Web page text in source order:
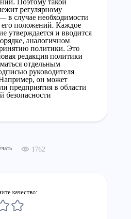
Поэтому такой
регулярному
в случае необходимости
положений. Каждое
утверждается и вводится
аналогичном
политики. Это
редакция политики
отдельным
руководителя
он может
предприятия в области
1762
качество: